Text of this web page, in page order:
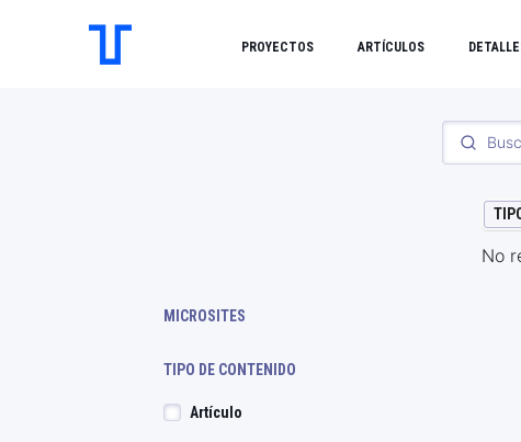
PROYECTOS ARTÍCULOS
MICROSITES
TIPO DE CONTENIDO
Artículo
No